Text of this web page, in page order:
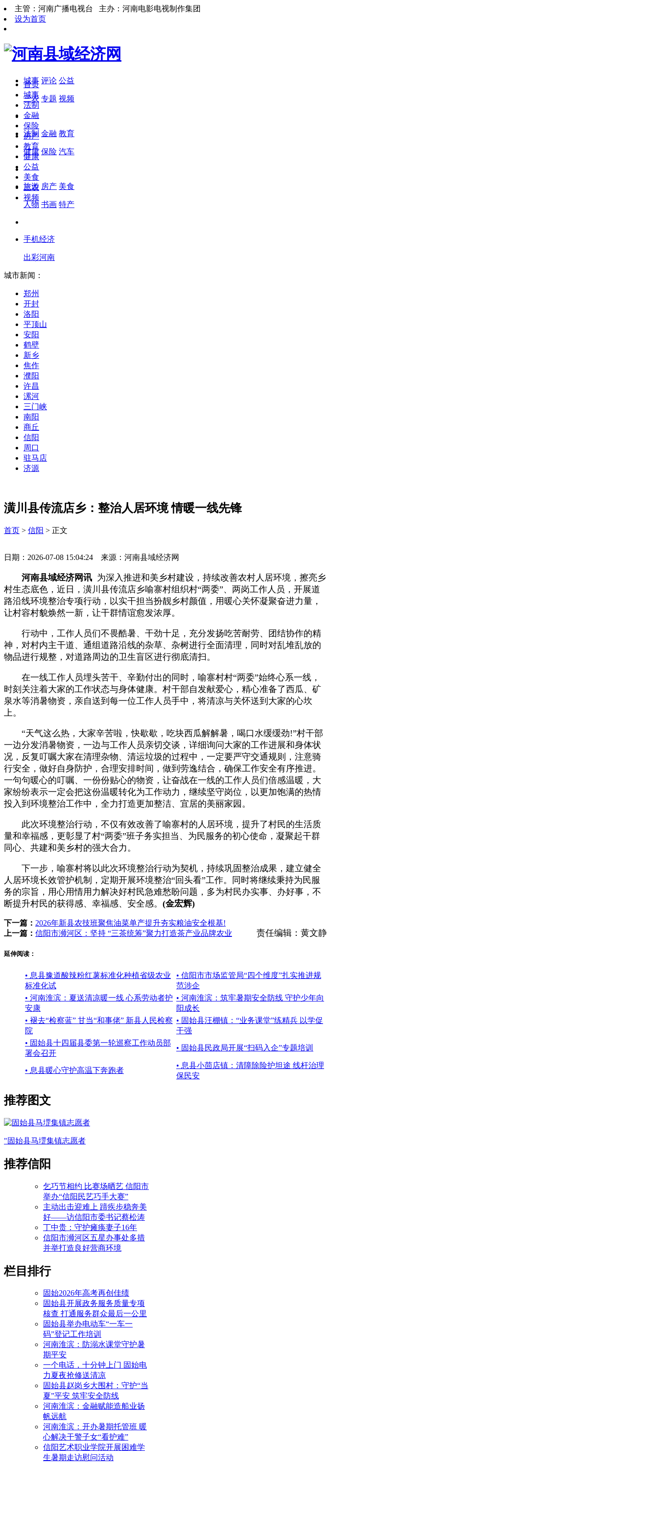
主管：河南广播电视台 主办：河南电影电视制作集团
设为首页
城事 评论 公益
三农 专题 视频
法制 金融 教育
健康 保险 汽车
旅游 房产 美食
人物 书画 特产
手机经济
出彩河南
首页
城事
法制
金融
保险
房产
教育
健康
公益
美食
三农
视频
城市新闻：
郑州
开封
洛阳
平顶山
安阳
鹤壁
新乡
焦作
濮阳
许昌
漯河
三门峡
南阳
商丘
信阳
周口
驻马店
济源
潢川县传流店乡：整治人居环境 情暖一线先锋
首页 > 信阳 > 正文
日期：2026-07-08 15:04:24 来源：河南县域经济网
河南县域经济网讯 为深入推进和美乡村建设，持续改善农村人居环境，擦亮乡
村生态底色，近日，潢川县传流店乡喻寨村组织村“两委”、两岗工作人员，开展道
路沿线环境整治专项行动，以实干担当扮靓乡村颜值，用暖心关怀凝聚奋进力量，
让村容村貌焕然一新，让干群情谊愈发浓厚。
行动中，工作人员们不畏酷暑、干劲十足，充分发扬吃苦耐劳、团结协作的精
神，对村内主干道、通组道路沿线的杂草、杂树进行全面清理，同时对乱堆乱放的
物品进行规整，对道路周边的卫生盲区进行彻底清扫。
在一线工作人员埋头苦干、辛勤付出的同时，喻寨村村“两委”始终心系一线，
时刻关注着大家的工作状态与身体健康。村干部自发献爱心，精心准备了西瓜、矿
泉水等消暑物资，亲自送到每一位工作人员手中，将清凉与关怀送到大家的心坎
上。
“天气这么热，大家辛苦啦，快歇歇，吃块西瓜解解暑，喝口水缓缓劲!”村干部
一边分发消暑物资，一边与工作人员亲切交谈，详细询问大家的工作进展和身体状
况，反复叮嘱大家在清理杂物、清运垃圾的过程中，一定要严守交通规则，注意骑
行安全，做好自身防护，合理安排时间，做到劳逸结合，确保工作安全有序推进。
一句句暖心的叮嘱、一份份贴心的物资，让奋战在一线的工作人员们倍感温暖，大
家纷纷表示一定会把这份温暖转化为工作动力，继续坚守岗位，以更加饱满的热情
投入到环境整治工作中，全力打造更加整洁、宜居的美丽家园。
此次环境整治行动，不仅有效改善了喻寨村的人居环境，提升了村民的生活质
量和幸福感，更彰显了村“两委”班子务实担当、为民服务的初心使命，凝聚起干群
同心、共建和美乡村的强大合力。
下一步，喻寨村将以此次环境整治行动为契机，持续巩固整治成果，建立健全
人居环境长效管护机制，定期开展环境整治“回头看”工作。同时将继续秉持为民服
务的宗旨，用心用情用力解决好村民急难愁盼问题，多为村民办实事、办好事，不
断提升村民的获得感、幸福感、安全感。 (金宏辉)
责任编辑：黄文静
下一篇： 2026年新县农技班聚焦油菜单产提升夯实粮油安全根基!
上一篇： 信阳市浉河区：坚持 “三茶统筹”聚力打造茶产业品牌农业
延伸阅读：
• 息县豫道酸辣粉红薯标准化种植省级农业
标准化试
• 信阳市市场监管局“四个维度”扎实推进规
范涉企
• 河南淮滨：夏送清凉暖一线 心系劳动者护
安康
• 河南淮滨：筑牢暑期安全防线 守护少年向
阳成长
• 褪去“检察蓝” 甘当“和事佬” 新县人民检察
院
• 固始县汪棚镇：“业务课堂”练精兵 以学促
干强
• 固始县十四届县委第一轮巡察工作动员部
署会召开
• 固始县民政局开展“扫码入企”专题培训
• 息县暖心守护高温下奔跑者
• 息县小茴店镇：清障除险护坦途 线杆治理
保民安
推荐图文
"固始县马堽集镇志愿者
推荐信阳
乞巧节相约 比赛场晒艺 信阳市
举办“信阳民艺巧手大赛”
主动出击迎难上 蹄疾步稳奔美
好——访信阳市委书记蔡松涛
丁中贵：守护瘫痪妻子16年
信阳市浉河区五星办事处多措
并举打造良好营商环境
栏目排行
固始2026年高考再创佳绩
固始县开展政务服务质量专项
核查 打通服务群众最后一公里
固始县举办电动车“一车一
码”登记工作培训
河南淮滨：防溺水课堂守护暑
期平安
一个电话，十分钟上门 固始电
力夏夜抢修送清凉
固始县赵岗乡大围村：守护“当
夏”平安 筑牢安全防线
河南淮滨：金融赋能造船业扬
帆远航
河南淮滨：开办暑期托管班 暖
心解决干警子女“看护难”
信阳艺术职业学院开展困难学
生暑期走访慰问活动